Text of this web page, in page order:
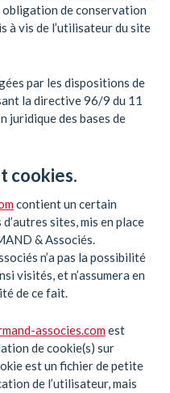
obligation de conservation
à vis de l’utilisateur du site
par les dispositions de
la directive 96/9 du 11
juridique des bases de
cookies.
contient un certain
sites, mis en place
& Associés.
n’a pas la possibilité
visités, et n’assumera en
de ce fait.
associes.comest
de cookie(s) sur
est un fichier de petite
de l’utilisateur, mais